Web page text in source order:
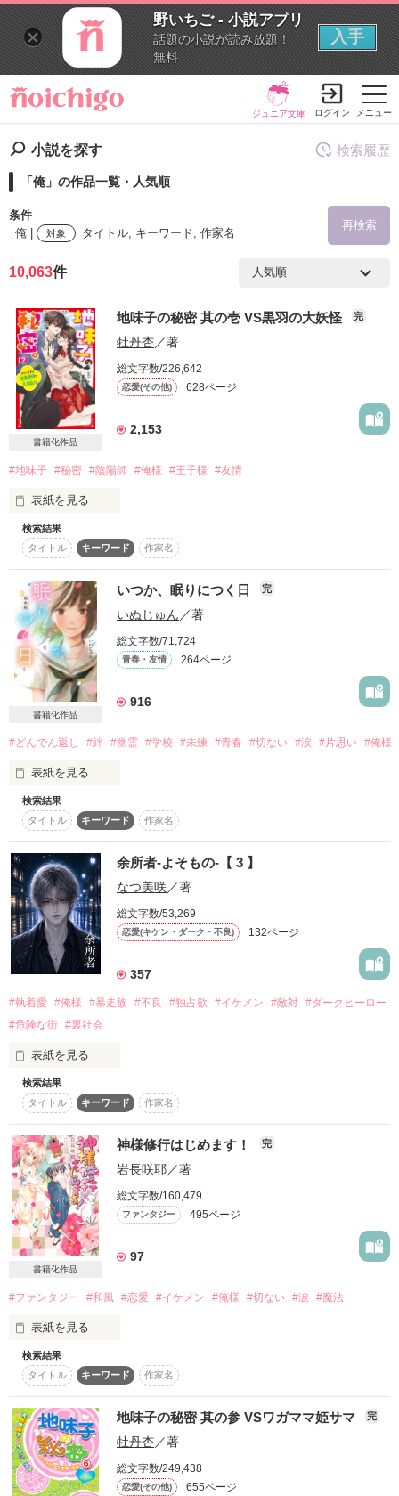
野いちご - 小説アプリ
話題の小説が読み放題！
無料
入手
メニュー
ジュニア文庫 ログイン
小説を探す
「俺」の作品一覧・人気順
条件
俺 |
対象 タイトル, キーワード, 作家名
再検索
検索ワード
を含む
詳しく検索
検索対象
タイトル キーワード 作家名
あらすじ
ジャンル
感想
ステータス 全て 完結
作品の長さ
復刻！夏の野いちごビギナーズ応援コンテスト～中・長編チ
ャレンジ！～
500文字の不気味なテスト、募集中。
200文字でゾッ！こわい短編コンテスト
この2人が最強‼ベストバディ短編コンテスト
スターツ出版小説投稿サイト合同企画「1話からの長編大
賞」野いちご！会場
その他の条件
検索履歴
10,063件
書籍化作品
地味子の秘密 其の壱 VS黒羽の大妖怪 完
牡丹杏／著
総文字数/226,642
恋愛(その他) 628ページ
2,153
#地味子 #秘密 #陰陽師 #俺様 #王子様 #友情
表紙を見る
あたし、神崎 杏樹。
高校１年生。
膝下のスカート
分厚いメガネ
長〜いみつ編み
家庭の事情により
冴えナイ地味子やってます。
何故なら…あたしの家は
代々続く“陰陽師”の家系で
なのに…
学園の王子様にバレちゃった！
「なぁ……バラしていい？」
「ぜ、絶対ダメっ!!」
王子の仮面をかぶった悪魔に、
甘〜く脅されるハメに!?
「俺に逆らっていいのか？」
「こ、この悪魔がぁっ!!」
‡天然地味子‡
神崎  杏樹
×
‡イジワル王子(変態悪魔!!)‡
滝本  陸
途中から甘々入ります
（＊第五章＊辺りから）
Start―2009/07/18―
続編・地味子の秘密②
完結しました☆
こちらは修正前のもので、大変読みにくいままです。文庫版が
整理され、読みやすいと思われます…。
2010/10/25①
2010/11/25②
検索結果
タイトル
キーワード 作家名
書籍化作品
いつか、眠りにつく日 完
いぬじゅん ／著
総文字数/71,724
青春・友情 264ページ
916
#どんでん返し #絆 #幽霊 #学校 #未練 #青春 #切ない #涙 #片思い #俺様
表紙を見る
■□■□■□■□■□■□■□■□
６作目です
今回は、久々に
「青春ジャンル」です
感想ノートや
レビューいただけると
■□■□■□■□■□■□■□■□
『第８回ケータイ小説大賞』
大賞&進研ゼミ中学講座賞を授賞しました
これは、夢なのか、、、
応援してくださった皆様のおかげです！
書籍版発売させていただきました。
追加エピソードが増えたり、
ラストが大きく変わったりしてます。
書籍版もよろしくお願いします。
2014年3月25日 単行本発売
2016年4月28日 スターツ出版文庫 発売
                            (縦書き&全編改編)
2019年6月25日　単行本を文庫化　新装発売
2019年6月28日　「いつか、眠りにつく日2」
              スターツ出版文庫　発売
検索結果
タイトル
キーワード 作家名
余所者-よそもの-【 3 】
なつ美咲／著
総文字数/53,269
恋愛(キケン・ダーク・不良) 132ページ
357
#執着愛 #俺様 #暴走族 #不良 #独占欲 #イケメン #敵対 #ダークヒーロー
#危険な街 #裏社会
表紙を見る
「お前も、俺も。生きるのが下手だね」
DV彼氏から逃げた先。
堕ちた街の名は糸冬（シトウ）町。
通称、” 終わりの街 "
・
・
「余所者か」
――…排他的なこの場所で、
「僕とお前。どっちが死んでも、詰む」
検索結果
タイトル
キーワード 作家名
書籍化作品
神様修行はじめます！ 完
岩長咲耶／著
総文字数/160,479
ファンタジー 495ページ
97
#ファンタジー #和風 #恋愛 #イケメン #俺様 #切ない #涙 #魔法
表紙を見る
誰も知る事のなかった秘密
『神の血族』
って何!?
アタシが、その血族の一員!?
検索結果
タイトル
キーワード 作家名
地味子の秘密 其の参 VSワガママ姫サマ 完
牡丹杏／著
総文字数/249,438
恋愛(その他) 655ページ